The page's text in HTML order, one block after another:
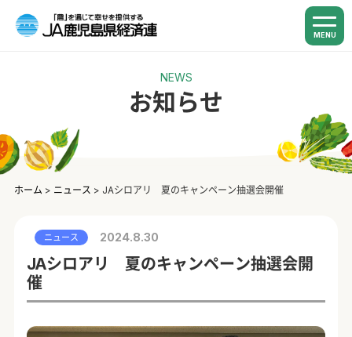
MENU
NEWS
お知らせ
ホーム > ニュース > JAシロアリ 夏のキャンペーン抽選会開催
ニュース 2024.8.30
JAシロアリ 夏のキャンペーン抽選会開
催